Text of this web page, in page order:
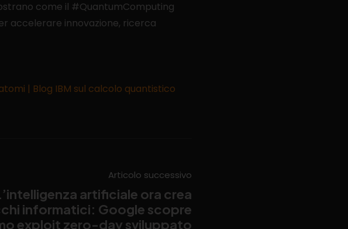
come il #QuantumComputing
accelerare innovazione, ricerca
| Blog IBM sul calcolo quantistico
Articolo successivo
artificiale ora crea
informatici: Google scopre
exploit zero-day sviluppato